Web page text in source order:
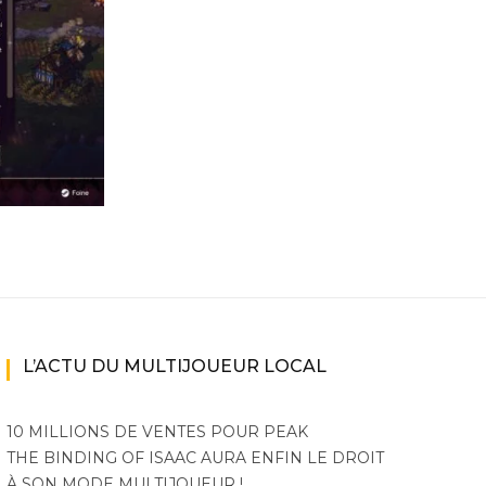
L’ACTU DU MULTIJOUEUR LOCAL
10 MILLIONS DE VENTES POUR PEAK
THE BINDING OF ISAAC AURA ENFIN LE DROIT